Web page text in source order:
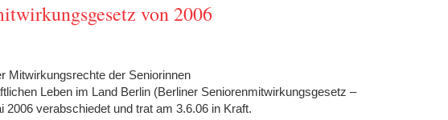
von 2006
Mitwirkungsrechte der Seniorinnen
Leben im Land Berlin (Berliner Seniorenmitwirkungsgesetz –
2006 verabschiedet und trat am 3.6.06 in Kraft.